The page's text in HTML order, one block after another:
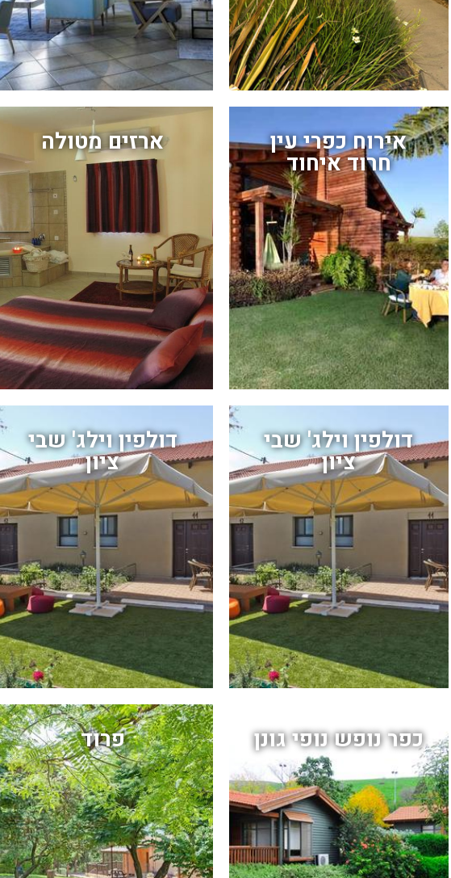
אירוח כפרי עין
חרוד איחוד
ארזים מטולה
דולפין וילג' שבי
ציון
דולפין וילג' שבי
ציון
כפר נופש נופי גונן פרוד‎‎